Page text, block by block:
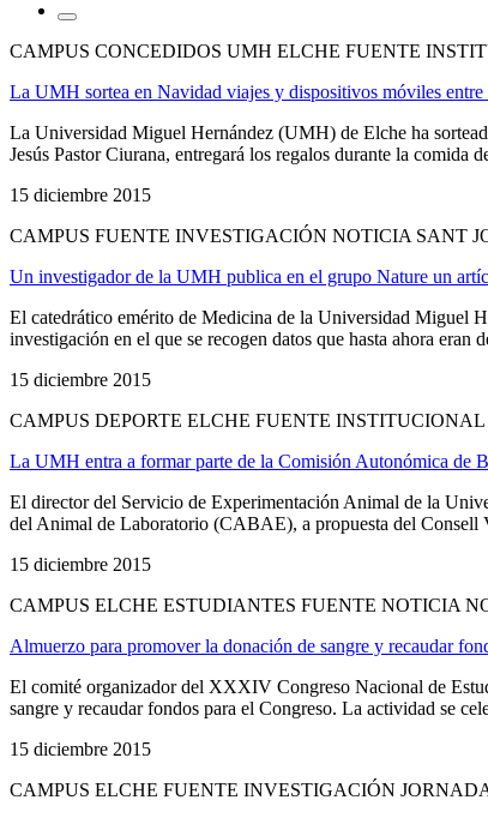
CAMPUS CONCEDIDOS UMH ELCHE FUENTE
La UMH sortea en Navidad viajes y dispositivos móviles
La Universidad Miguel Hernández (UMH) de Elche ha
Jesús Pastor Ciurana, entregará los regalos durante la
15 diciembre 2015
CAMPUS FUENTE INVESTIGACIÓN NOTICIA SANT
Un investigador de la UMH publica en el grupo Nature un
El catedrático emérito de Medicina de la Universidad Miguel
investigación en el que se recogen datos que hasta ahora
15 diciembre 2015
CAMPUS DEPORTE ELCHE FUENTE
La UMH entra a formar parte de la Comisión Autonómica de
El director del Servicio de Experimentación Animal de la
del Animal de Laboratorio (CABAE), a propuesta del Consell
15 diciembre 2015
CAMPUS ELCHE ESTUDIANTES FUENTE NOTICIA
Almuerzo para promover la donación de sangre y recaudar
El comité organizador del XXXIV Congreso Nacional de
sangre y recaudar fondos para el Congreso. La actividad se
15 diciembre 2015
CAMPUS ELCHE FUENTE INVESTIGACIÓN